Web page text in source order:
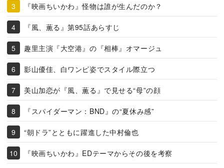
『映画ちいかわ』怪物は誰が生んだのか？
『風、薫る』第95話あらすじ
趣里主演『大空港』の『相棒』オマージュ
影山優佳、白ワンピ姿でスタイル際立つ
美山加恋が『風、薫る』で見せる“母”の顔
『スパイダーマン：BND』の“夏休み感”
“朝ドラ”とともに躍進した中村倫也
『映画ちいかわ』EDテーマからその後を考察